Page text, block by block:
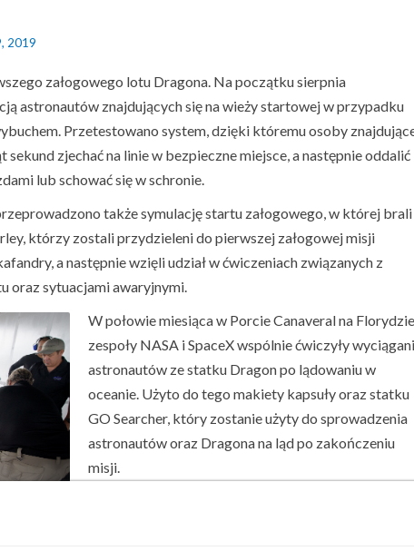
2019
załogowego lotu Dragona. Na początku sierpnia
astronautów znajdujących się na wieży startowej w przypadku
Przetestowano system, dzięki któremu osoby
zjechać na linie w bezpieczne miejsce, a następnie oddalić
lub schować się w schronie.
także symulację startu załogowego, w której brali
którzy zostali przydzieleni do pierwszej załogowej misji
a następnie wzięli udział w ćwiczeniach związanych z
oraz sytuacjami awaryjnymi.
W połowie miesiąca w Porcie Canaveral na Florydzie
zespoły NASA i SpaceX wspólnie ćwiczyły
astronautów ze statku Dragon po lądowaniu w
oceanie. Użyto do tego makiety kapsuły oraz statku
GO Searcher, który zostanie użyty do sprowadzenia
astronautów oraz Dragona na ląd po zakończeniu
misji.